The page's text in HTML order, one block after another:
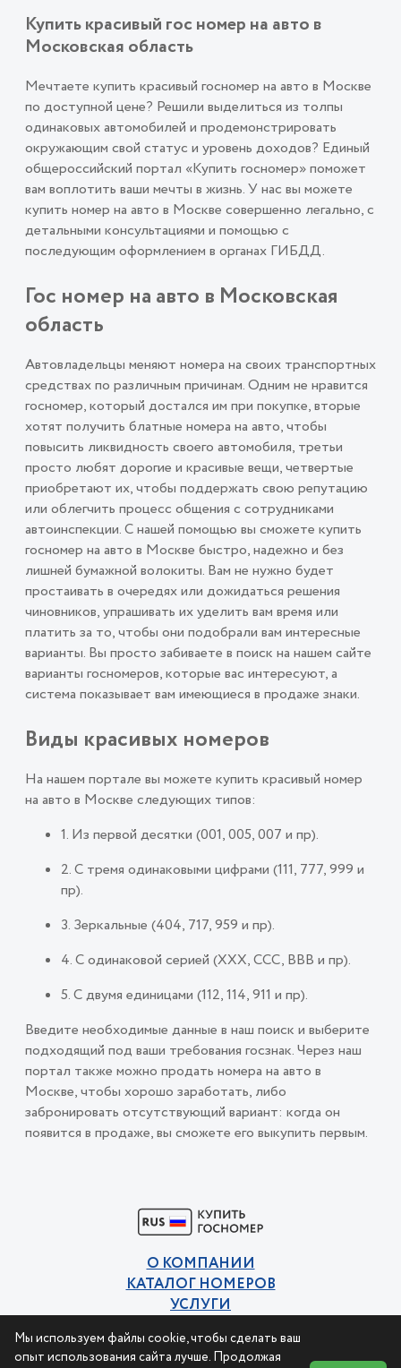
Купить красивый гос номер на авто в
Московская область
Мечтаете купить красивый госномер на авто в Москве
по доступной цене? Решили выделиться из толпы
одинаковых автомобилей и продемонстрировать
окружающим свой статус и уровень доходов? Единый
общероссийский портал «Купить госномер» поможет
вам воплотить ваши мечты в жизнь. У нас вы можете
купить номер на авто в Москве совершенно легально, с
детальными консультациями и помощью с
последующим оформлением в органах ГИБДД.
Гос номер на авто в Московская
область
Автовладельцы меняют номера на своих транспортных
средствах по различным причинам. Одним не нравится
госномер, который достался им при покупке, вторые
хотят получить блатные номера на авто, чтобы
повысить ликвидность своего автомобиля, третьи
просто любят дорогие и красивые вещи, четвертые
приобретают их, чтобы поддержать свою репутацию
или облегчить процесс общения с сотрудниками
автоинспекции. С нашей помощью вы сможете купить
госномер на авто в Москве быстро, надежно и без
лишней бумажной волокиты. Вам не нужно будет
простаивать в очередях или дожидаться решения
чиновников, упрашивать их уделить вам время или
платить за то, чтобы они подобрали вам интересные
варианты. Вы просто забиваете в поиск на нашем сайте
варианты госномеров, которые вас интересуют, а
система показывает вам имеющиеся в продаже знаки.
Виды красивых номеров
На нашем портале вы можете купить красивый номер
на авто в Москве следующих типов:
1. Из первой десятки (001, 005, 007 и пр).
2. С тремя одинаковыми цифрами (111, 777, 999 и
пр).
3. Зеркальные (404, 717, 959 и пр).
4. С одинаковой серией (ХХХ, ССС, ВВВ и пр).
5. С двумя единицами (112, 114, 911 и пр).
Введите необходимые данные в наш поиск и выберите
подходящий под ваши требования госзнак. Через наш
портал также можно продать номера на авто в
Москве, чтобы хорошо заработать, либо
забронировать отсутствующий вариант: когда он
появится в продаже, вы сможете его выкупить первым.
Мы используем файлы cookie, чтобы сделать ваш
опыт использования сайта лучше. Продолжая
О КОМПАНИИ
КАТАЛОГ НОМЕРОВ
УСЛУГИ
Политика конфиденциальности